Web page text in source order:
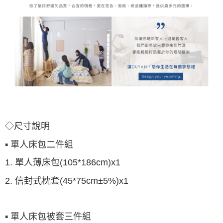
◇尺寸說明
▪ 單人床包二件組
1. 單人薄床包(105*186cm)x1
2. 信封式枕套(45*75cm±5%)x1
▪ 單人床包被套三件組